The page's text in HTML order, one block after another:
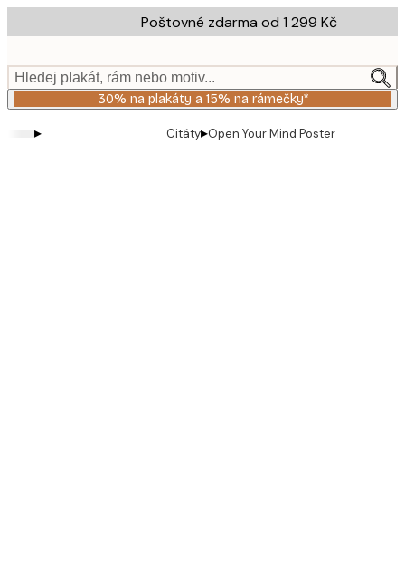
to
content.
Poštovné zdarma od 1 299 Kč
Hledej plakát, rám nebo motiv...
30% na plakáty a 15% na rámečky*
▸ Citáty▸Open Your Mind Poster